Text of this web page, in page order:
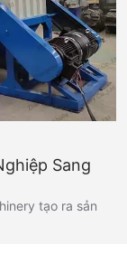
Sang
tạo ra sản